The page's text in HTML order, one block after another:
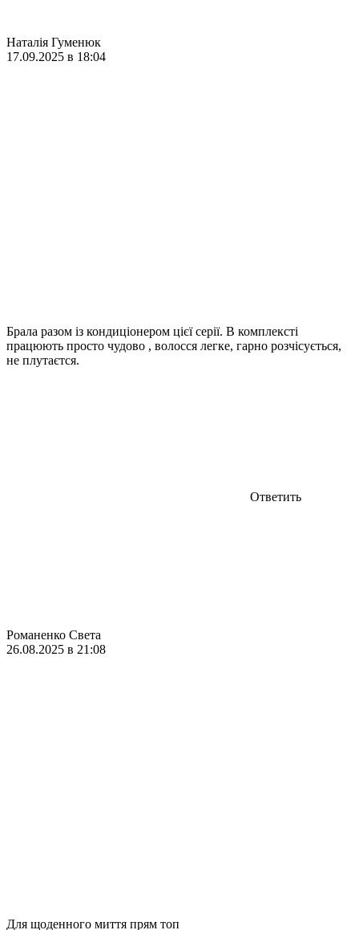
Наталія Гуменюк
17.09.2025 в 18:04
Брала разом із кондиціонером цієї серії. В комплексті
працюють просто чудово , волосся легке, гарно розчісується,
не плутаєтся.
Ответить
Романенко Света
26.08.2025 в 21:08
Для щоденного миття прям топ